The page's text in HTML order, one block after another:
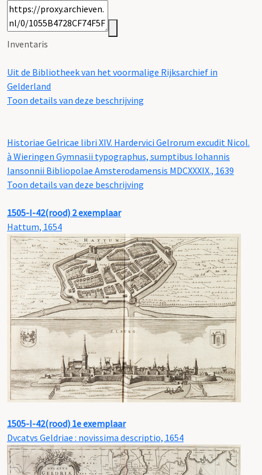
Inventaris
Uit de Bibliotheek van het voormalige Rijksarchief in
Gelderland
Toon details van deze beschrijving
Historiae Gelricae libri XIV. Hardervici Gelrorum excudit Nicol.
à Wieringen Gymnasii typographus, sumptibus Iohannis
Iansonnii Bibliopolae Amsterodamensis MDCXXXIX., 1639
Toon details van deze beschrijving
1505-I-42(rood) 2 exemplaar
Hattum, 1654
1505-I-42(rood) 1e exemplaar
Dvcatvs Geldriae : novissima descriptio, 1654